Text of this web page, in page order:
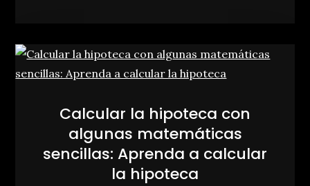
Calcular la hipoteca con
algunas matemáticas
sencillas: Aprenda a calcular
la hipoteca